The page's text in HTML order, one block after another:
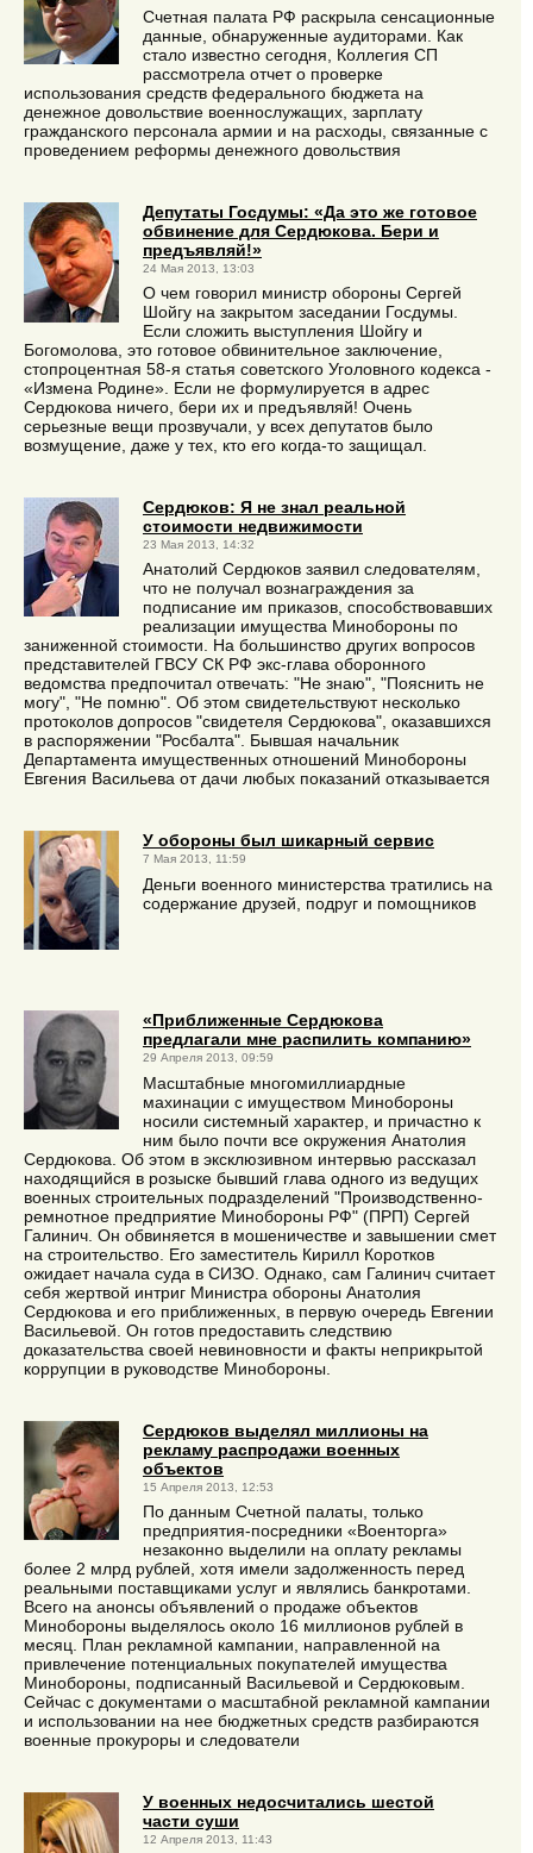
Счетная палата РФ раскрыла сенсационные
данные, обнаруженные аудиторами. Как
стало известно сегодня, Коллегия СП
рассмотрела отчет о проверке
использования средств федерального бюджета на
денежное довольствие военнослужащих, зарплату
гражданского персонала армии и на расходы, связанные с
проведением реформы денежного довольствия
Депутаты Госдумы: «Да это же готовое
обвинение для Сердюкова. Бери и
предъявляй!»
24 Мая 2013, 13:03
О чем говорил министр обороны Сергей
Шойгу на закрытом заседании Госдумы.
Если сложить выступления Шойгу и
Богомолова, это готовое обвинительное заключение,
стопроцентная 58-я статья советского Уголовного кодекса -
«Измена Родине». Если не формулируется в адрес
Сердюкова ничего, бери их и предъявляй! Очень
серьезные вещи прозвучали, у всех депутатов было
возмущение, даже у тех, кто его когда-то защищал.
Сердюков: Я не знал реальной
стоимости недвижимости
23 Мая 2013, 14:32
Анатолий Сердюков заявил следователям,
что не получал вознаграждения за
подписание им приказов, способствовавших
реализации имущества Минобороны по
заниженной стоимости. На большинство других вопросов
представителей ГВСУ СК РФ экс-глава оборонного
ведомства предпочитал отвечать: "Не знаю", "Пояснить не
могу", "Не помню". Об этом свидетельствуют несколько
протоколов допросов "свидетеля Сердюкова", оказавшихся
в распоряжении "Росбалта". Бывшая начальник
Департамента имущественных отношений Минобороны
Евгения Васильева от дачи любых показаний отказывается
У обороны был шикарный сервис
7 Мая 2013, 11:59
Деньги военного министерства тратились на
содержание друзей, подруг и помощников
«Приближенные Сердюкова
предлагали мне распилить компанию»
29 Апреля 2013, 09:59
Масштабные многомиллиардные
махинации с имуществом Минобороны
носили системный характер, и причастно к
ним было почти все окружения Анатолия
Сердюкова. Об этом в эксклюзивном интервью рассказал
находящийся в розыске бывший глава одного из ведущих
военных строительных подразделений "Производственно-
ремнотное предприятие Минобороны РФ" (ПРП) Сергей
Галинич. Он обвиняется в мошеничестве и завышении смет
на строительство. Его заместитель Кирилл Коротков
ожидает начала суда в СИЗО. Однако, сам Галинич считает
себя жертвой интриг Министра обороны Анатолия
Сердюкова и его приближенных, в первую очередь Евгении
Васильевой. Он готов предоставить следствию
доказательства своей невиновности и факты неприкрытой
коррупции в руководстве Минобороны.
Сердюков выделял миллионы на
рекламу распродажи военных
объектов
15 Апреля 2013, 12:53
По данным Счетной палаты, только
предприятия-посредники «Военторга»
незаконно выделили на оплату рекламы
более 2 млрд рублей, хотя имели задолженность перед
реальными поставщиками услуг и являлись банкротами.
Всего на анонсы объявлений о продаже объектов
Минобороны выделялось около 16 миллионов рублей в
месяц. План рекламной кампании, направленной на
привлечение потенциальных покупателей имущества
Минобороны, подписанный Васильевой и Сердюковым.
Сейчас с документами о масштабной рекламной кампании
и использовании на нее бюджетных средств разбираются
военные прокуроры и следователи
У военных недосчитались шестой
части суши
12 Апреля 2013, 11:43